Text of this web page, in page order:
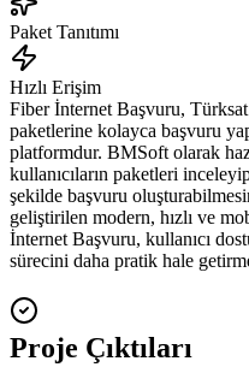
Paket Tanıtımı
Hızlı Erişim
Fiber İnternet Başvuru,
paketlerine kolayca başvuru
platformdur. BMSoft olarak
kullanıcıların paketleri
şekilde başvuru
geliştirilen modern, hızlı ve
İnternet Başvuru, kullanıcı
sürecini daha pratik hale
Proje Çıktıları